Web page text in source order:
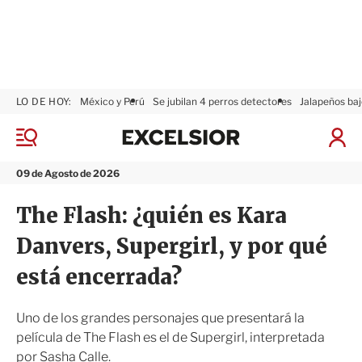
M
n
09 de Agosto de 2026
LO DE HOY: México y Perú Se jubilan 4 perros detectores Jalapeños
I
x
s
i
r
The Flash: ¿quién es Kara
Danvers, Supergirl, y por qué
está encerrada?
Uno de los grandes personajes que presentará la
película de The Flash es el de Supergirl, interpretada
por Sasha Calle.